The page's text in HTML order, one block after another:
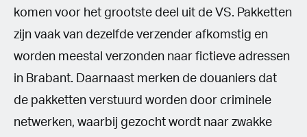
komen voor het grootste deel uit de VS. Pakketten
zijn vaak van dezelfde verzender afkomstig en
worden meestal verzonden naar fictieve adressen
in Brabant. Daarnaast merken de douaniers dat
de pakketten verstuurd worden door criminele
netwerken, waarbij gezocht wordt naar zwakke